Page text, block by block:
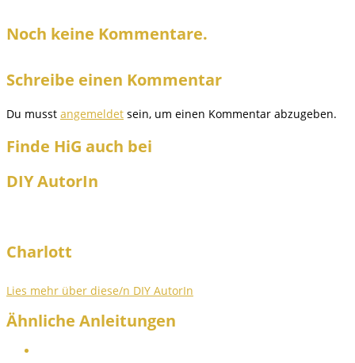
Noch keine Kommentare.
Schreibe einen Kommentar
Du musst angemeldet sein, um einen Kommentar abzugeben.
Finde HiG auch bei
DIY AutorIn
Charlott
Lies mehr über diese/n DIY AutorIn
Ähnliche Anleitungen